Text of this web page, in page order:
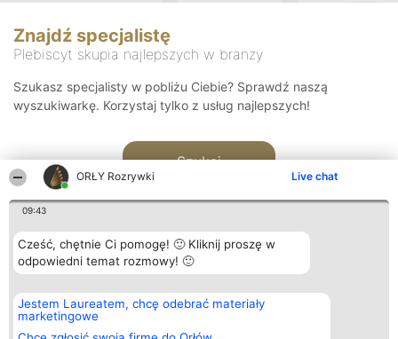
ORŁY Rozrywki Live chat
09:43
Cześć, chętnie Ci pomogę! 🙂 Kliknij proszę w
odpowiedni temat rozmowy! 🙂
Jestem Laureatem, chcę odebrać materiały
marketingowe
Znajdź specjalistę
Plebiscyt skupia najlepszych w branży
Szukasz specjalisty w pobliżu Ciebie? Sprawdź naszą
wyszukiwarkę. Korzystaj tylko z usług najlepszych!
Szukaj
Organizator plebiscytu
Bright Side Solutions sp. z o.
o. sp. k.
ul. Ruska 22
Plebiscyt
Laureaci
wszystkich
Kontakt
Kontakt